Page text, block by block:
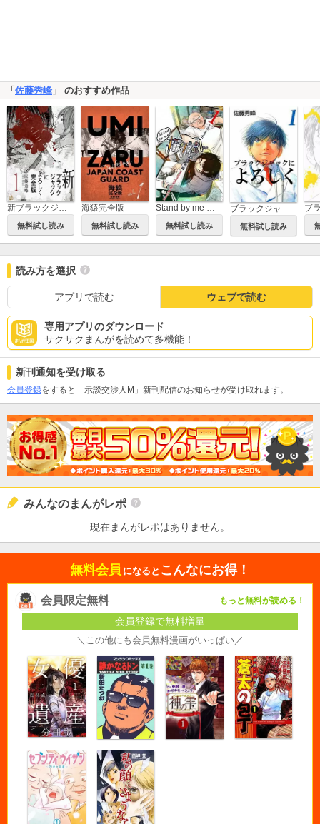
「 佐藤秀峰 」 のおすすめ作品
新ブラックジャックによろしく 完全版
無料試し読み
海猿完全版
無料試し読み
Stand by me 描クえもん
無料試し読み
ブラックジャックによろしく
無料試し読み
読み方を選択
アプリで読む ウェブで読む
専用アプリのダウンロード
サクサクまんがを読めて多機能！
新刊通知を受け取る
会員登録をすると「示談交渉人M」新刊配信のお知らせが受け取れます。
みんなのまんがレポ
現在まんがレポはありません。
無料会員 になると こんなにお得！
会員限定無料 もっと無料が読める！
会員登録で無料増量
＼この他にも会員無料漫画がいっぱい／